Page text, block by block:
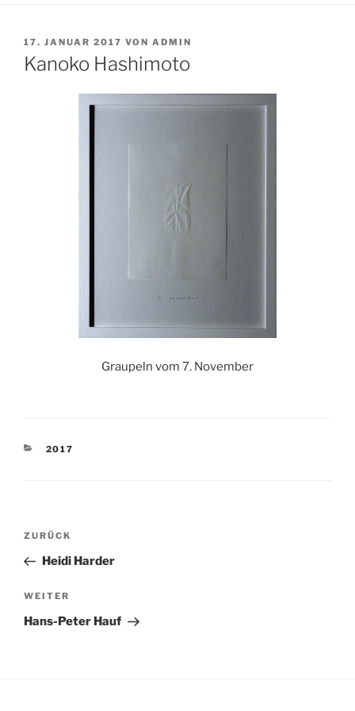
VERÖFFENTLICHT
AM
17. JANUAR 2017 VON ADMIN
Kanoko Hashimoto
Graupeln vom 7. November
KATEGORIEN
2017
Beitragsnavigation
Vorheriger
Beitrag
ZURÜCK
Heidi Harder
Nächster
Beitrag
WEITER
Hans-Peter Hauf